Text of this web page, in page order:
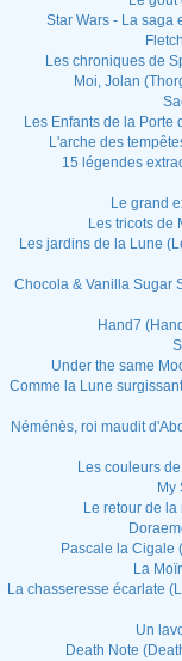
Star Wars - La saga
Les chroniques de
Moi, Jolan
Les Enfants de la Porte
L'arche des
15 légendes
Le grand
Les tricots de
Les jardins de la Lune
Chocola & Vanilla Sugar
Hand7
Under the same
Comme la Lune
Néménès, roi maudit
Les couleurs
My
Le retour de la
Pascale la Cigale
La
La chasseresse écarlate
Un
Death Note